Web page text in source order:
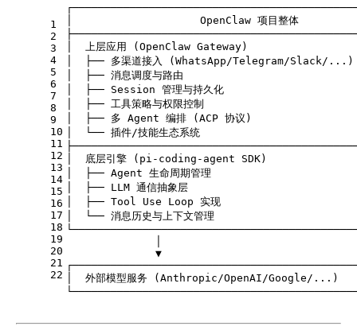
1
2
3
4
5
6
7
8
9
10
11
12
13
14
15
16
17
18
19
20
21
22
│                    OpenClaw 项目整体
│  上层应用 (OpenClaw Gateway)
│  ├── 多渠道接入 (WhatsApp/Telegram/
│  ├── 消息调度与路由
│  ├── Session 管理与持久化
│  ├── 工具策略与权限控制
│  ├── 多 Agent 编排 (ACP 协议)
│  └── 插件/技能生态系统
│  底层引擎 (pi-coding-agent SDK)
│  ├── Agent 生命周期管理
│  ├── LLM 通信抽象层
│  ├── Tool Use Loop 实现
│  └── 消息历史与上下文管理
              ▼
│  外部模型服务 (Anthropic/OpenAI/